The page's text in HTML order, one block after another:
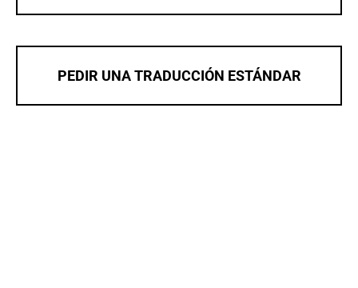
PEDIR UNA TRADUCCIÓN ESTÁNDAR